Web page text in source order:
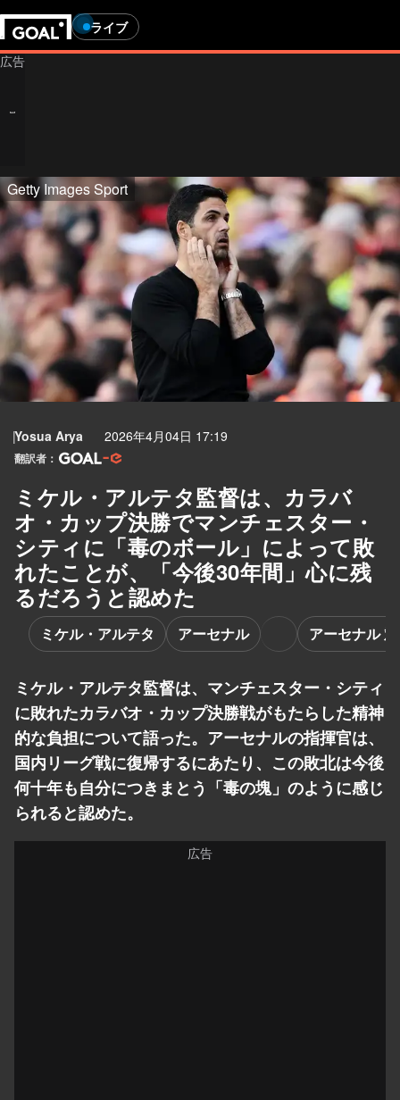
ライブ
Getty Images Sport
Yosua Arya 2026年4月04日 17:19
翻訳者：
ミケル・アルテタ監督は、カラバ
オ・カップ決勝でマンチェスター・
シティに「毒のボール」によって敗
れたことが、「今後30年間」心に残
るだろうと認めた
ミケル・アルテタ アーセナル アーセナル
ミケル・アルテタ監督は、マンチェスター・シティ
に敗れたカラバオ・カップ決勝戦がもたらした精神
的な負担について語った。アーセナルの指揮官は、
国内リーグ戦に復帰するにあたり、この敗北は今後
何十年も自分につきまとう「毒の塊」のように感じ
られると認めた。